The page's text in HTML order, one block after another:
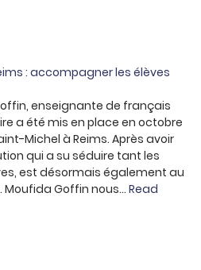
: accompagner les élèves
enseignante de français
a été mis en place en octobre
Michel à Reims. Après avoir
qui a su séduire tant les
est désormais également au
Goffin nous… Read